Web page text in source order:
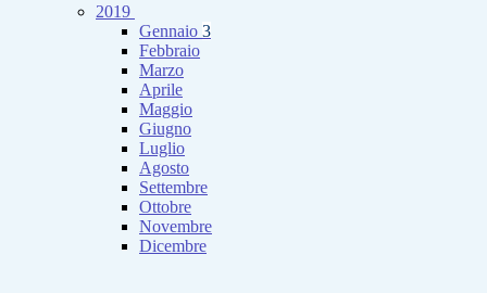
2019
Gennaio 3
Febbraio
Marzo
Aprile
Maggio
Giugno
Luglio
Agosto
Settembre
Ottobre
Novembre
Dicembre